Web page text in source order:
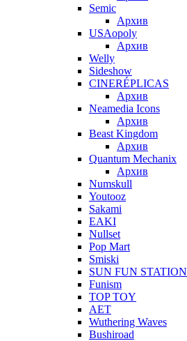
Semic
Архив
USAopoly
Архив
Welly
Sideshow
CINERÉPLICAS
Архив
Neamedia Icons
Архив
Beast Kingdom
Архив
Quantum Mechanix
Архив
Numskull
Youtooz
Sakami
EAKI
Nullset
Pop Mart
Smiski
SUN FUN STATION
Funism
TOP TOY
AET
Wuthering Waves
Bushiroad